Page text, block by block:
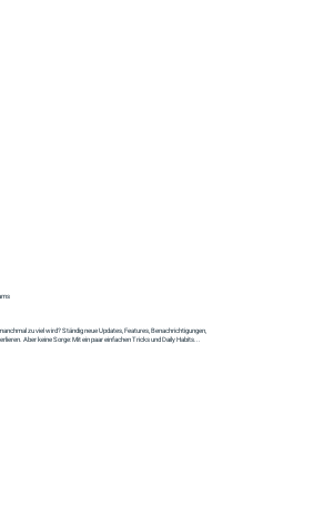
zu viel wird? Ständig neue Updates, Features, Benachrichtigungen,
Aber keine Sorge: Mit ein paar einfachen Tricks und Daily Habits...